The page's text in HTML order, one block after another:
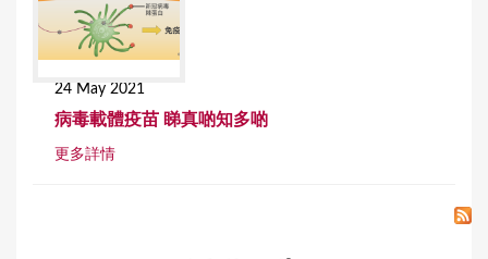
24 May 2021
病毒載體疫苗 睇真啲知多啲
更多詳情